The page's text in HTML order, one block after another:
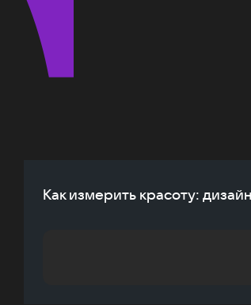
Как измерить красоту: